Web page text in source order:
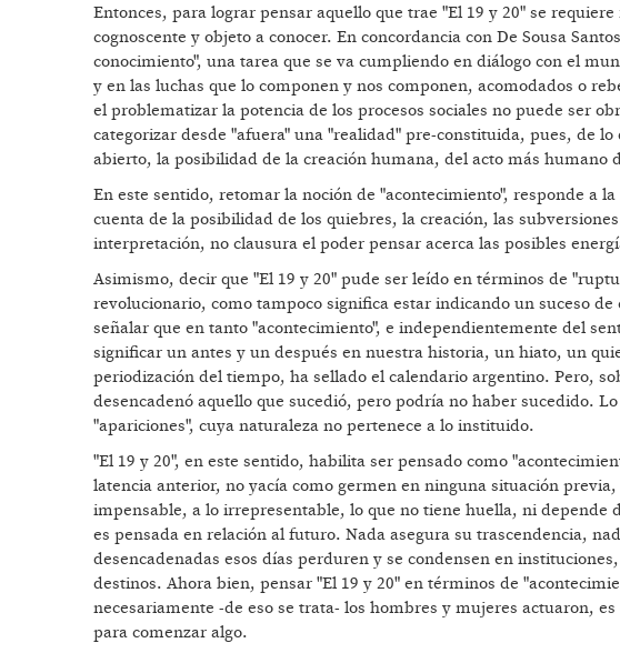
Entonces, para lograr pensar aquello que trae "El 19 y 20" se
cognoscente y objeto a conocer. En concordancia con De Sousa
conocimiento", una tarea que se va cumpliendo en diálogo con el
y en las luchas que lo componen y nos componen, acomodados o
el problematizar la potencia de los procesos sociales no puede ser
categorizar desde "afuera" una "realidad" pre-constituida, pues, de
abierto, la posibilidad de la creación humana, del acto más humano
En este sentido, retomar la noción de "acontecimiento", responde a
cuenta de la posibilidad de los quiebres, la creación, las
interpretación, no clausura el poder pensar acerca las posibles
Asimismo, decir que "El 19 y 20" pude ser leído en términos de
revolucionario, como tampoco significa estar indicando un suceso
señalar que en tanto "acontecimiento", e independientemente del
significar un antes y un después en nuestra historia, un hiato, un
periodización del tiempo, ha sellado el calendario argentino. Pero,
desencadenó aquello que sucedió, pero podría no haber sucedido.
"apariciones", cuya naturaleza no pertenece a lo instituido.
"El 19 y 20", en este sentido, habilita ser pensado como
latencia anterior, no yacía como germen en ninguna situación
impensable, a lo irrepresentable, lo que no tiene huella, ni
es pensada en relación al futuro. Nada asegura su trascendencia,
desencadenadas esos días perduren y se condensen en
destinos. Ahora bien, pensar "El 19 y 20" en términos de
necesariamente -de eso se trata- los hombres y mujeres actuaron,
para comenzar algo.